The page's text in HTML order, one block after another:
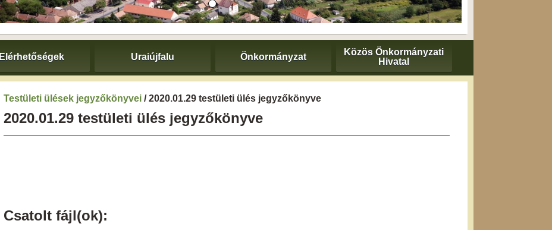
Elérhetőségek Uraiújfalu Önkormányzat
Közös Önkormányzati
Hivatal
Testületi ülések jegyzőkönyvei / 2020.01.29 testületi ülés jegyzőkönyve
2020.01.29 testületi ülés jegyzőkönyve
Csatolt fájl(ok):